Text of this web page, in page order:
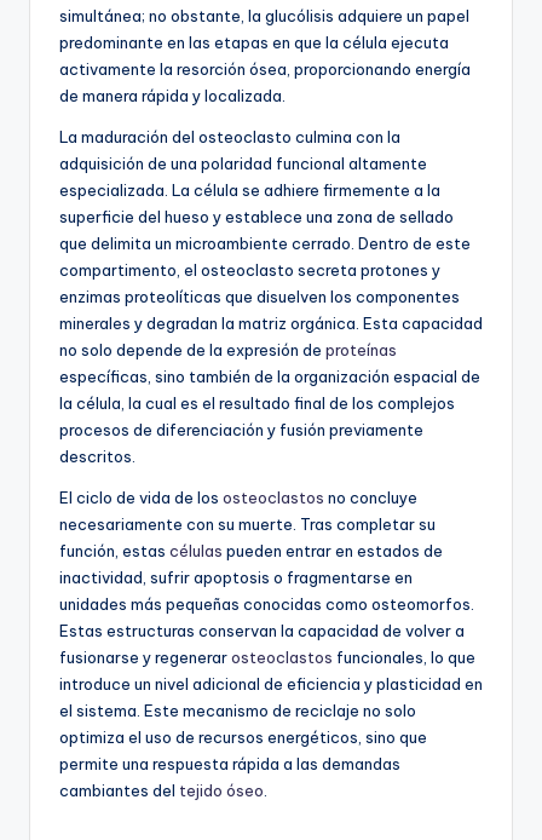
simultánea; no obstante, la glucólisis adquiere un papel
predominante en las etapas en que la célula ejecuta
activamente la resorción ósea, proporcionando energía
de manera rápida y localizada.
La maduración del osteoclasto culmina con la
adquisición de una polaridad funcional altamente
especializada. La célula se adhiere firmemente a la
superficie del hueso y establece una zona de sellado
que delimita un microambiente cerrado. Dentro de este
compartimento, el osteoclasto secreta protones y
enzimas proteolíticas que disuelven los componentes
minerales y degradan la matriz orgánica. Esta capacidad
no solo depende de la expresión de proteínas
específicas, sino también de la organización espacial de
la célula, la cual es el resultado final de los complejos
procesos de diferenciación y fusión previamente
descritos.
El ciclo de vida de los osteoclastos no concluye
necesariamente con su muerte. Tras completar su
función, estas células pueden entrar en estados de
inactividad, sufrir apoptosis o fragmentarse en
unidades más pequeñas conocidas como osteomorfos.
Estas estructuras conservan la capacidad de volver a
fusionarse y regenerarosteoclastos funcionales, lo que
introduce un nivel adicional de eficiencia y plasticidad en
el sistema. Este mecanismo de reciclaje no solo
optimiza el uso de recursos energéticos, sino que
permite una respuesta rápida a las demandas
cambiantes del tejido óseo